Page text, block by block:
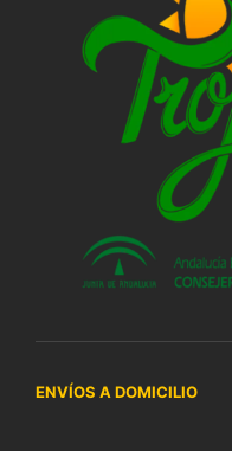
ENVÍOS A DOMICILIO